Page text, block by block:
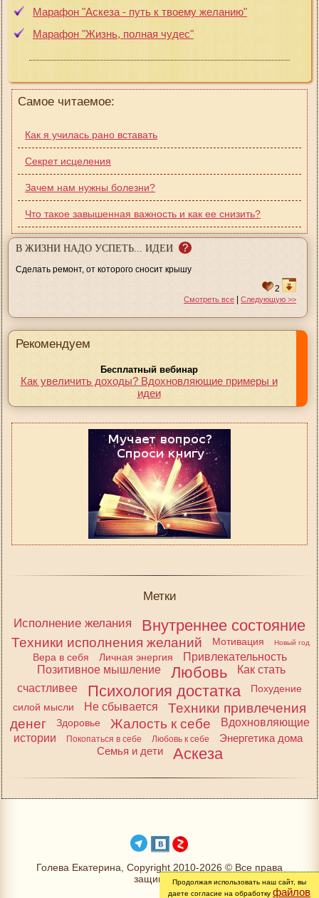
Марафон "Аскеза - путь к твоему желанию"
Марафон "Жизнь, полная чудес"
Самое читаемое:
Как я училась рано вставать
Секрет исцеления
Зачем нам нужны болезни?
Что такое завышенная важность и как ее снизить?
В ЖИЗНИ НАДО УСПЕТЬ... ИДЕИ ?
Сделать ремонт, от которого сносит крышу
2
Смотреть все | Следующую >>
Рекомендуем
Бесплатный вебинар
Как увеличить доходы? Вдохновляющие примеры и
идеи
Метки
Исполнение желания
Внутреннее состояние
Техники исполнения желаний Мотивация Новый год
Вера в себя Личная энергия
Привлекательность
Позитивное мышление
Любовь
Как стать
счастливее
Психология достатка
Похудение
силой мысли
Не сбывается
Техники привлечения
денег
Здоровье Жалость к себе
Вдохновляющие
истории
Покопаться в себе Любовь к себе
Энергетика дома
Семья и дети
Аскеза
Голева Екатерина, Copyright 2010-2026 © Все права
защищеныПродолжая использовать наш сайт, вы
даете согласие на обработку файлов